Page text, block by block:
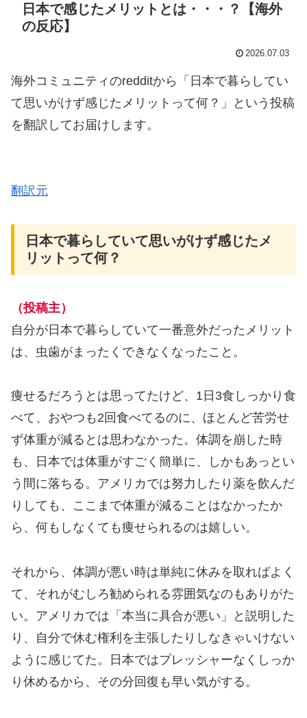
日本で感じたメリットとは・・・？【海外
の反応】
2026.07.03
海外コミュニティのredditから「日本で暮らしてい
て思いがけず感じたメリットって何？」という投稿
を翻訳してお届けします。
翻訳元
日本で暮らしていて思いがけず感じたメ
リットって何？
（投稿主）
自分が日本で暮らしていて一番意外だったメリット
は、虫歯がまったくできなくなったこと。
痩せるだろうとは思ってたけど、1日3食しっかり食
べて、おやつも2回食べてるのに、ほとんど苦労せ
ず体重が減るとは思わなかった。体調を崩した時
も、日本では体重がすごく簡単に、しかもあっとい
う間に落ちる。アメリカでは努力したり薬を飲んだ
りしても、ここまで体重が減ることはなかったか
ら、何もしなくても痩せられるのは嬉しい。
それから、体調が悪い時は単純に休みを取ればよく
て、それがむしろ勧められる雰囲気なのもありがた
い。アメリカでは「本当に具合が悪い」と説明した
り、自分で休む権利を主張したりしなきゃいけない
ように感じてた。日本ではプレッシャーなくしっか
り休めるから、その分回復も早い気がする。